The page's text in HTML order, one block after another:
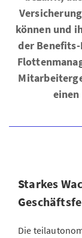
können und
der
Starkes
Die